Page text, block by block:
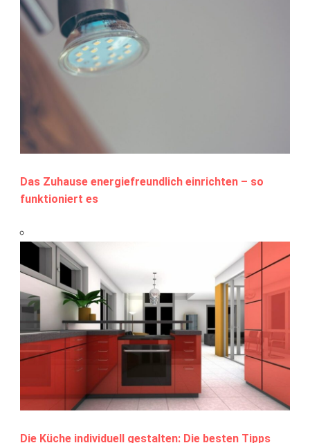
Das Zuhause energiefreundlich einrichten – so
funktioniert es
Die Küche individuell gestalten: Die besten Tipps